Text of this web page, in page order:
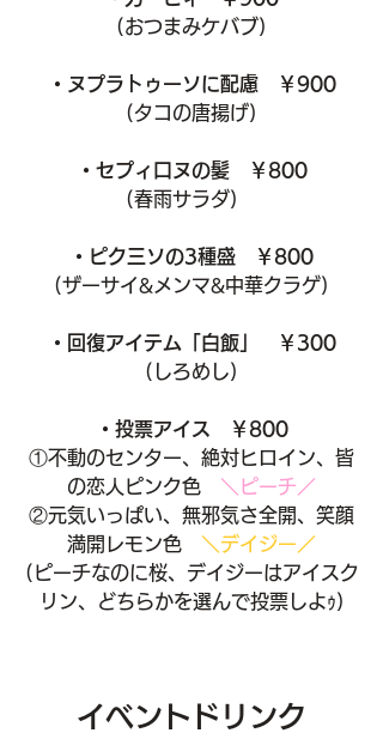
(おつまみケバブ)
・ヌプラ卜ゥーソに配慮　￥900
(タコの唐揚げ)
・セプィ口ヌの髪　￥800
(春雨サラダ)
・ピク三ソの3種盛　￥800
(ザーサイ&メンマ&中華クラゲ)
・回復アイテム「白飯」　￥300
(しろめし)
・投票アイス　￥800
①不動のセンター、絶対ヒロイン、皆
の恋人ピンク色 ＼ピーチ／
②元気いっぱい、無邪気さ全開、笑顔
満開レモン色 ＼デイジー／
(ピーチなのに桜、デイジーはアイスク
リン、どちらかを選んで投票しよｩ)
イベントドリンク